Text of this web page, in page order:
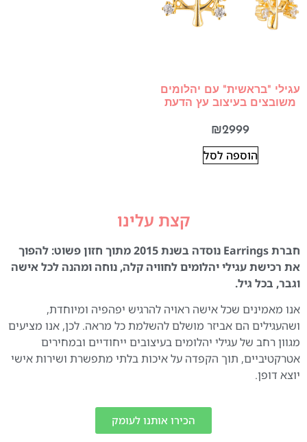
עגילי "בראשית" עם יהלומים
משובצים בעיצוב עץ הדעת
₪2999
הוספה לסל
קצת עלינו
חברת Earrings נוסדה בשנת 2015 מתוך חזון פשוט: להפוך
את רכישת עגילי יהלומים לחוויה קלה, נוחה ומהנה לכל אישה
וגבר, בכל גיל.
אנו מאמינים שכל אישה ראויה להרגיש יפהפיה ומיוחדת,
ושהעגילים הם אביזר מושלם להשלמת כל מראה. לכן, אנו מציעים
מגוון רחב של עגילי יהלומים בעיצובים ייחודיים ובמחירים
אטרקטיביים, תוך הקפדה על איכות בלתי מתפשרת ושירות אישי
יוצא דופן.
הכירו אותנו לעומק